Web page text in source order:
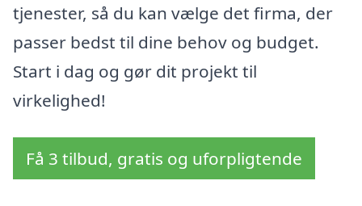
tjenester, så du kan vælge det firma, der
passer bedst til dine behov og budget.
Start i dag og gør dit projekt til
virkelighed!
Få 3 tilbud, gratis og uforpligtende